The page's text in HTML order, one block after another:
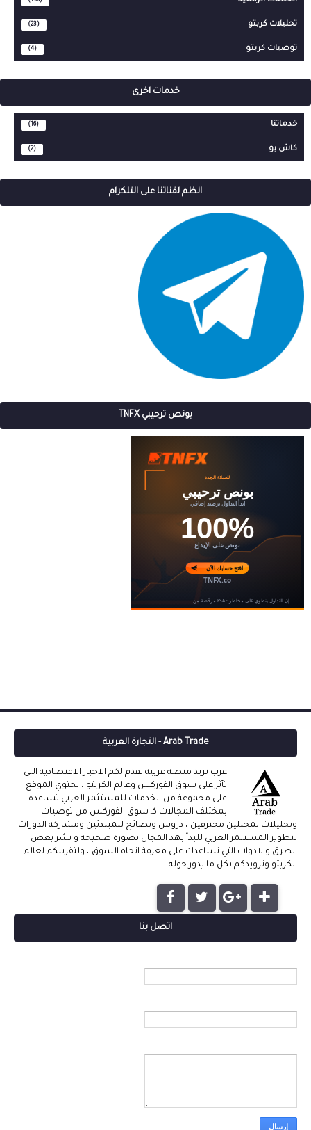
تحليلات كربتو (23)
توصيات كربتو (4)
خدمات اخرى
خدماتنا (16)
كاش يو (2)
انظم لقناتنا على التلكرام
بونص ترحيبي TNFX
Arab Trade - التجارة العربية
عرب تريد منصة عربية تقدم لكم الاخبار الاقتصادية التي
تأثر على سوق الفوركس وعالم الكربتو ، يحتوي الموقع
على مجموعة من الخدمات للمستثمر العربي تساعده
بمختلف المجالات كـ سوق الفوركس من توصيات
وتحليلات لمحللين محترفين ، دروس ونصائح للمبتدئين ومشاركة الدورات
لتطوير المستثمر العربي للبدأ بهذ المجال بصورة صحيحة و نشر بعض
الطرق والادوات التي تساعدك على معرفة اتجاه السوق ، ولتقريبكم لعالم
الكربتو وتزويدكم بكل ما يدور حوله .
اتصل بنا